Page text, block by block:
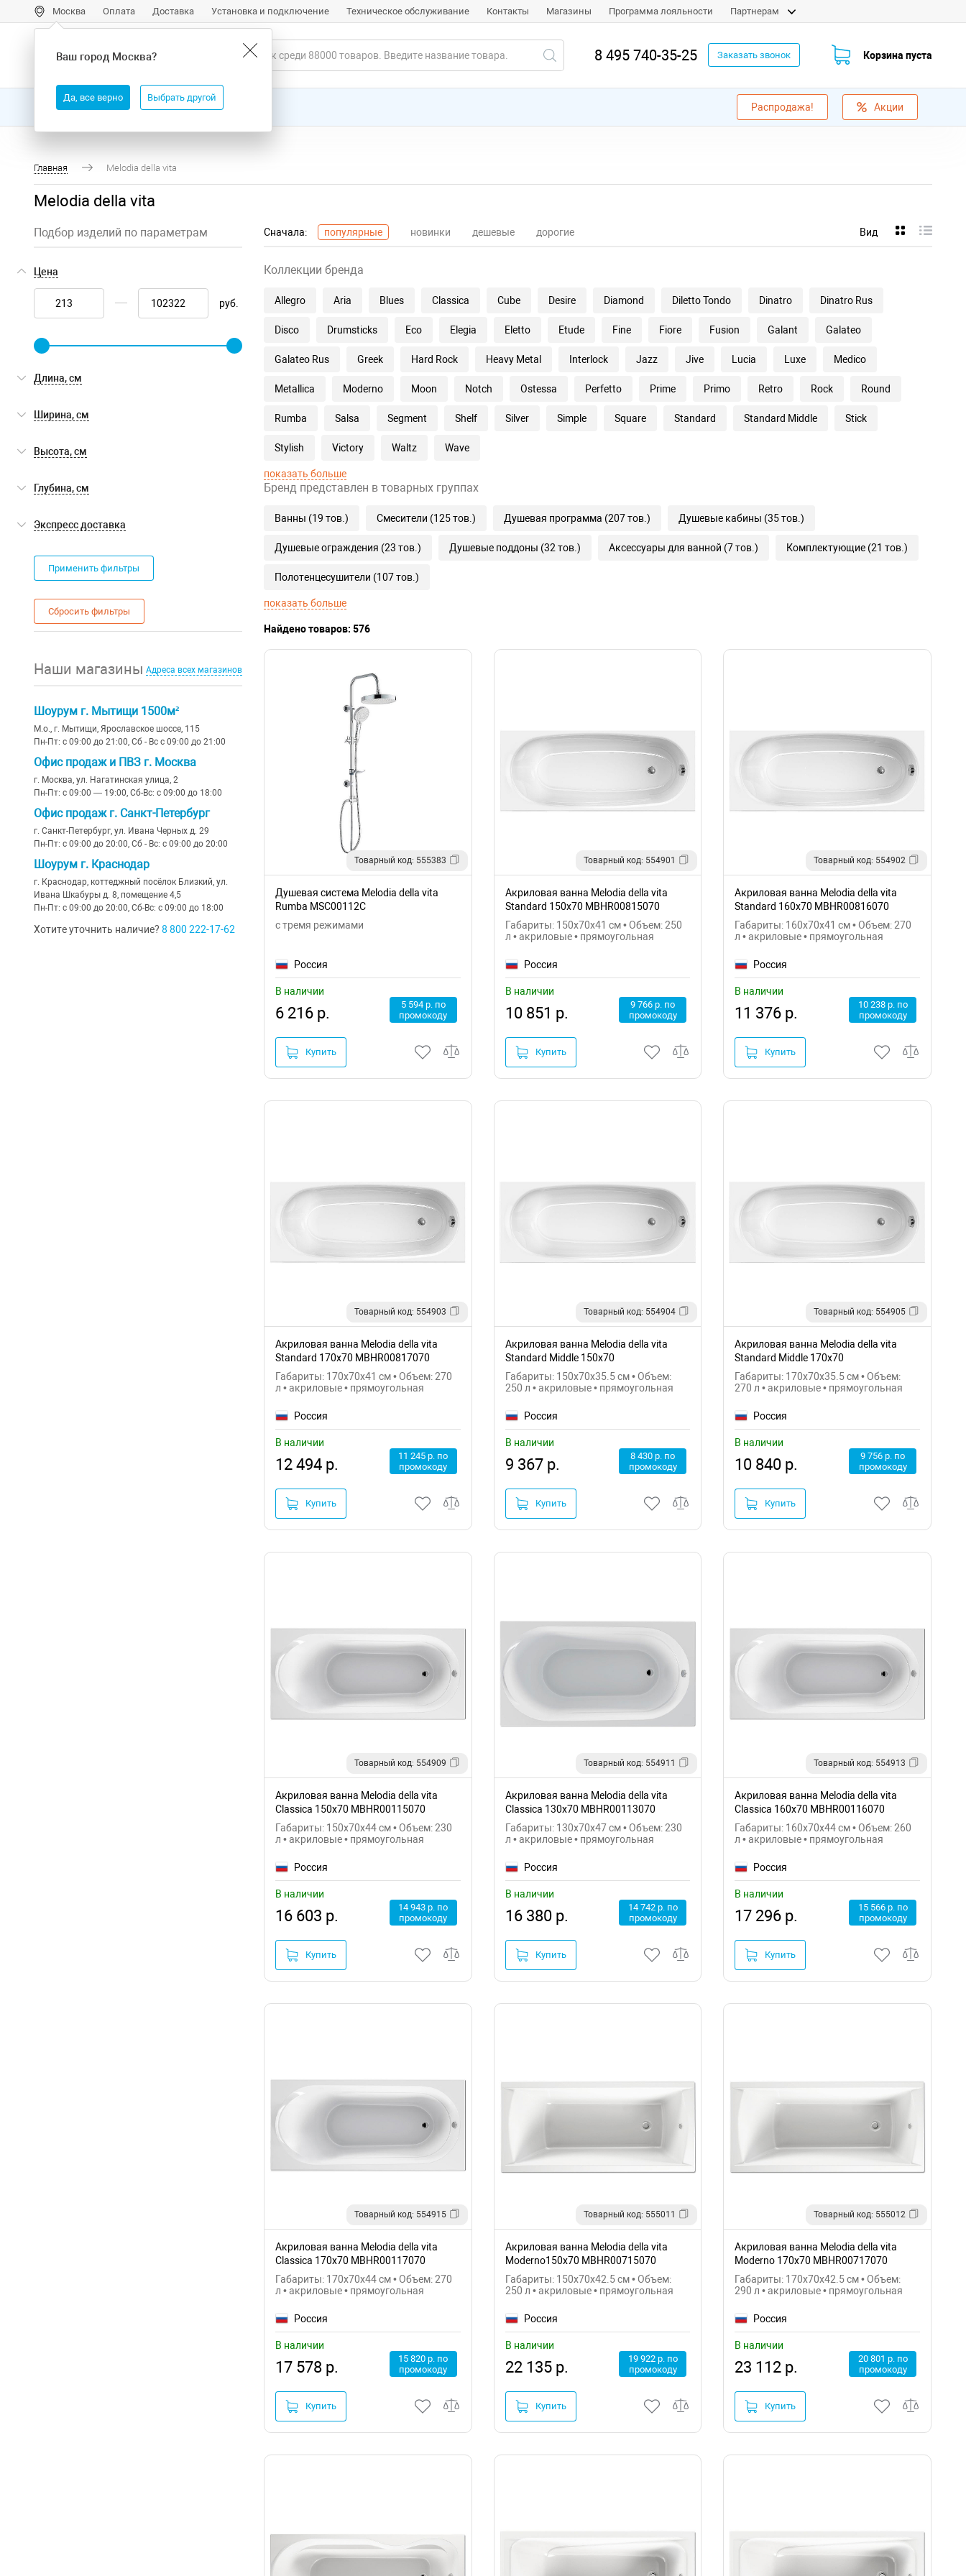
Ваш город Москва?
Да, все верно Выбрать другой
Москва Оплата Доставка Установка и подключение Техническое обслуживание Контакты Магазины Программа лояльности Партнерам
8 495 740-35-25 Заказать звонок Корзина пуста
Все товары Бренды Распродажа! Акции
Главная Melodia della vita
Melodia della vita
Подбор изделий по параметрам
Цена
руб.
Длина, см
Ширина, см
Высота, см
Глубина, см
Экспресс доставка
Экспресс доставка(0)
Применить фильтры
Сбросить фильтры
Наши магазины Адреса всех магазинов
Шоурум г. Мытищи 1500м²
М.о., г. Мытищи, Ярославское шоссе, 115
Пн-Пт: с 09:00 до 21:00, Сб - Вс с 09:00 до 21:00
Офис продаж и ПВЗ г. Москва
г. Москва, ул. Нагатинская улица, 2
Пн-Пт: с 09:00 — 19:00, Сб-Вс: с 09:00 до 18:00
Офис продаж г. Санкт-Петербург
г. Санкт-Петербург, ул. Ивана Черных д. 29
Пн-Пт: с 09:00 до 20:00, Сб - Вс: с 09:00 до 20:00
Шоурум г. Краснодар
г. Краснодар, коттеджный посёлок Близкий, ул.
Ивана Шкабуры д. 8, помещение 4,5
Пн-Пт: с 09:00 до 20:00, Сб-Вс: с 09:00 до 18:00
Хотите уточнить наличие? 8 800 222-17-62
Сначала: популярные новинки дешевые дорогие Вид
Коллекции бренда
Allegro Aria Blues Classica Cube Desire Diamond Diletto Tondo Dinatro Dinatro Rus
Disco Drumsticks Eco Elegia Eletto Etude Fine Fiore Fusion Galant Galateo
Galateo Rus Greek Hard Rock Heavy Metal Interlock Jazz Jive Lucia Luxe Medico
Metallica Moderno Moon Notch Ostessa Perfetto Prime Primo Retro Rock Round
Rumba Salsa Segment Shelf Silver Simple Square Standard Standard Middle Stick
Stylish Victory Waltz Wave
показать больше
Бренд представлен в товарных группах
Ванны (19 тов.) Смесители (125 тов.) Душевая программа (207 тов.) Душевые кабины (35 тов.)
Душевые ограждения (23 тов.) Душевые поддоны (32 тов.) Аксессуары для ванной (7 тов.) Комплектующие (21 тов.)
Полотенцесушители (107 тов.)
показать больше
Найдено товаров: 576
Товарный код: 555383
Душевая система Melodia della vita
Rumba MSC00112С
с тремя режимами
Россия
В наличии
6 216 р.
5 594 р. по
промокоду
Купить
Товарный код: 554901
Акриловая ванна Melodia della vita
Standard 150х70 MBHR00815070
Габариты: 150x70x41 см • Объем: 250
л • акриловые • прямоугольная
Россия
В наличии
10 851 р.
9 766 р. по
промокоду
Купить
Товарный код: 554902
Акриловая ванна Melodia della vita
Standard 160х70 MBHR00816070
Габариты: 160x70x41 см • Объем: 270
л • акриловые • прямоугольная
Россия
В наличии
11 376 р.
10 238 р. по
промокоду
Купить
Товарный код: 554903
Акриловая ванна Melodia della vita
Standard 170х70 MBHR00817070
Габариты: 170x70x41 см • Объем: 270
л • акриловые • прямоугольная
Россия
В наличии
12 494 р.
11 245 р. по
промокоду
Купить
Товарный код: 554904
Акриловая ванна Melodia della vita
Standard Middle 150х70
MBHR01115070
Габариты: 150x70x35.5 см • Объем:
250 л • акриловые • прямоугольная
Россия
В наличии
9 367 р.
8 430 р. по
промокоду
Купить
Товарный код: 554905
Акриловая ванна Melodia della vita
Standard Middle 170х70
MBHR01117070
Габариты: 170x70x35.5 см • Объем:
270 л • акриловые • прямоугольная
Россия
В наличии
10 840 р.
9 756 р. по
промокоду
Купить
Товарный код: 554909
Акриловая ванна Melodia della vita
Classica 150х70 MBHR00115070
Габариты: 150x70x44 см • Объем: 230
л • акриловые • прямоугольная
Россия
В наличии
16 603 р.
14 943 р. по
промокоду
Купить
Товарный код: 554911
Акриловая ванна Melodia della vita
Classica 130х70 MBHR00113070
Габариты: 130x70x47 см • Объем: 230
л • акриловые • прямоугольная
Россия
В наличии
16 380 р.
14 742 р. по
промокоду
Купить
Товарный код: 554913
Акриловая ванна Melodia della vita
Classica 160х70 MBHR00116070
Габариты: 160x70x44 см • Объем: 260
л • акриловые • прямоугольная
Россия
В наличии
17 296 р.
15 566 р. по
промокоду
Купить
Товарный код: 554915
Акриловая ванна Melodia della vita
Classica 170х70 MBHR00117070
Габариты: 170x70x44 см • Объем: 270
л • акриловые • прямоугольная
Россия
В наличии
17 578 р.
15 820 р. по
промокоду
Купить
Товарный код: 555011
Акриловая ванна Melodia della vita
Moderno150х70 MBHR00715070
Габариты: 150x70x42.5 см • Объем:
250 л • акриловые • прямоугольная
Россия
В наличии
22 135 р.
19 922 р. по
промокоду
Купить
Товарный код: 555012
Акриловая ванна Melodia della vita
Moderno 170х70 MBHR00717070
Габариты: 170x70x42.5 см • Объем:
290 л • акриловые • прямоугольная
Россия
В наличии
23 112 р.
20 801 р. по
промокоду
Купить